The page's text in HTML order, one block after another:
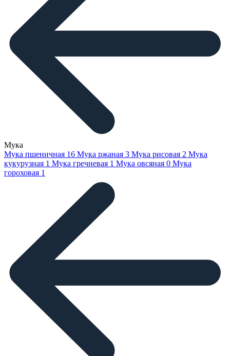
Мука
Мука пшеничная 16 Мука ржаная 3 Мука рисовая 2 Мука
кукурузная 1 Мука гречневая 1 Мука овсяная 0 Мука
гороховая 1